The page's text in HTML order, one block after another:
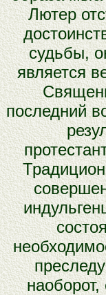
Лютер
судьбы,
является
последний